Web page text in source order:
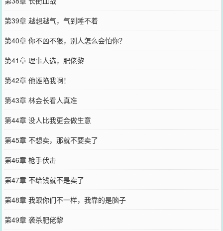
第39章 越想越气，气到睡不着
第40章 你不凶不狠，别人怎么会怕你？
第41章 理事人选，肥佬黎
第42章 他诬陷我啊！
第43章 林会长看人真准
第44章 没人比我更会做生意
第45章 不想卖，那就不要卖了
第46章 枪手伏击
第47章 不给钱就不是卖了
第48章 我跟你们不一样，我靠的是脑子
第49章 袭杀肥佬黎